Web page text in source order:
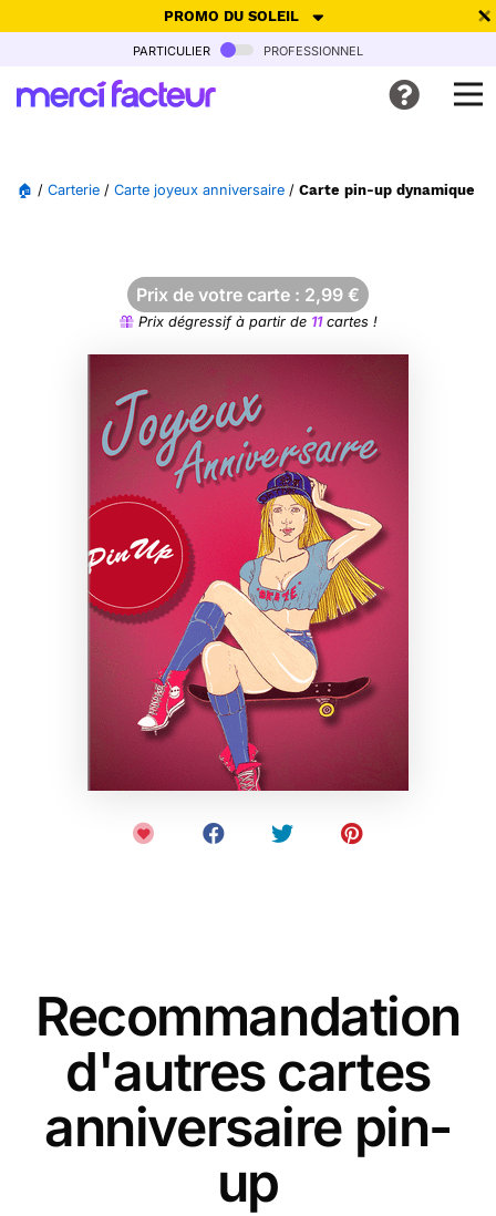
PROMO DU SOLEIL
-30% de réduction avec le code SUMMER26pour envoyer des
Ne plus afficher
particulier professionnel
🏠 / Carterie / Carte joyeux anniversaire / Carte pin-up dynamique
Prix de votre carte : 2,99 €
Prix dégressif à partir de 11cartes !
Recommandation
d'autres cartes
anniversaire pin-
up